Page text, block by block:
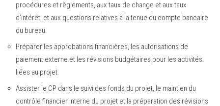
procédures et règlements, aux taux de change et aux taux
d’intérêt, et aux questions relatives à la tenue du compte bancaire
du bureau.
Préparer les approbations financières, les autorisations de
paiement externe et les révisions budgétaires pour les activités
liées au projet.
Assister le CP dans le suivi des fonds du projet, le maintien du
contrôle financier interne du projet et la préparation des révisions